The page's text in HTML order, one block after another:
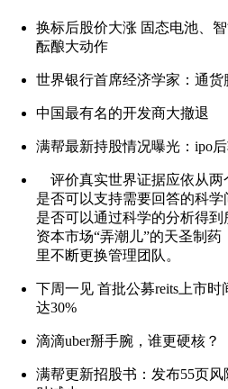
换标后股价大涨 固态电池、
酝酿大动作
世界银行首席经济学家：通
中国最有名的开发商大撤退
满帮最新持股情况曝光：ipo
评价真实世界证据应依从两
是否可以支持需要回答的科
是否可以通过科学的分析得
资本市场“弄潮儿”的天圣制
里不断更换管理团队。
下周一见 首批公募reits上市
达30%
滴滴uber掰手腕，谁更硬核？
满帮更新招股书：发布55页